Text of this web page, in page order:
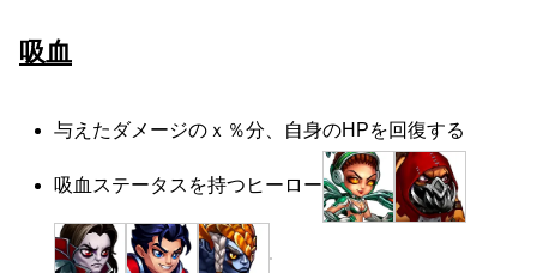
吸血
与えたダメージのｘ％分、自身のHPを回復する
吸血ステータスを持つヒーロー